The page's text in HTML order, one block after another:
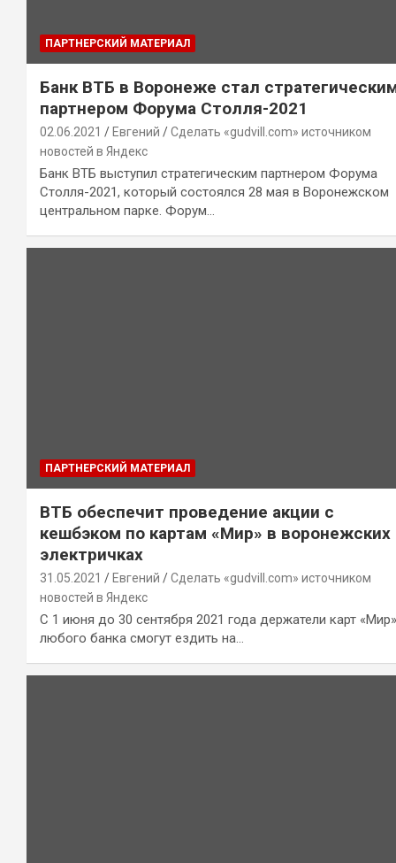
ПАРТНЕРСКИЙ МАТЕРИАЛ
Банк ВТБ в Воронеже стал
партнером Форума Столля-2021
02.06.2021 Евгений
Сделать «gudvill.com» источником
новостей в Яндекс
Банк ВТБ выступил стратегическим партнером Форума
Столля-2021, который состоялся 28 мая в Воронежском
центральном парке. Форум…
ПАРТНЕРСКИЙ МАТЕРИАЛ
ВТБ обеспечит проведение акции с
кешбэком по картам «Мир» в воронежских
электричках
31.05.2021 Евгений
Сделать «gudvill.com» источником
новостей в Яндекс
C 1 июня до 30 сентября 2021 года держатели карт «Мир»
любого банка смогут ездить на…